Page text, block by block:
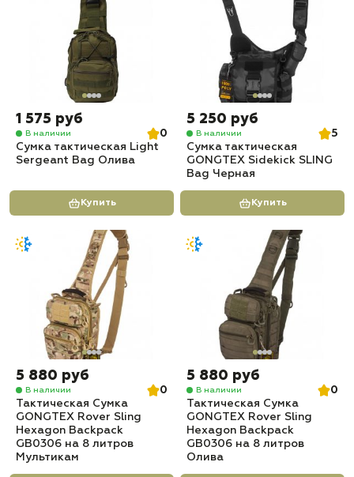
1 575 руб
В наличии
0
Сумка тактическая Light
Sergeant Bag Олива
Купить
5 250 руб
В наличии
5
Сумка тактическая
GONGTEX Sidekick SLING
Bag Черная
Купить
5 880 руб
В наличии
0
Тактическая Сумка
GONGTEX Rover Sling
Hexagon Backpack
GB0306 на 8 литров
Мультикам
5 880 руб
В наличии
0
Тактическая Сумка
GONGTEX Rover Sling
Hexagon Backpack
GB0306 на 8 литров
Олива